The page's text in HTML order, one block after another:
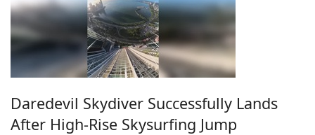
Daredevil Skydiver Successfully Lands
After High-Rise Skysurfing Jump